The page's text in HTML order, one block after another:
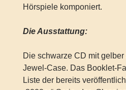
Hörspiele komponiert.
Die Ausstattung:
Die schwarze CD mit
Jewel-Case. Das Booklet-
Liste der bereits